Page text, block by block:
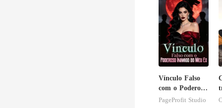
Vínculo Falso
com o Poderoso
Inimigo do Meu
PageProfit Studio